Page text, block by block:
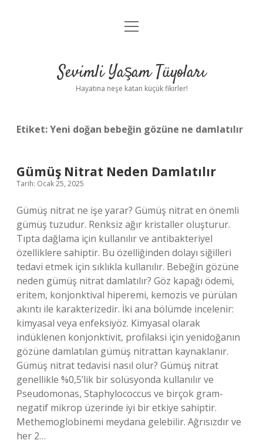
Anasayfa
Yasal Uyarı
menüyü
Sevimli Yaşam Tüyoları
Hayatına neşe katan küçük fikirler!
Etiket:Yeni doğan bebeğin gözüne ne damlatılır
Gümüş Nitrat Neden Damlatılır
Tarih: Ocak 25, 2025
Gümüş nitrat ne işe yarar? Gümüş nitrat en önemli
gümüş tuzudur. Renksiz ağır kristaller oluşturur.
Tıpta dağlama için kullanılır ve antibakteriyel
özelliklere sahiptir. Bu özelliğinden dolayı siğilleri
tedavi etmek için sıklıkla kullanılır. Bebeğin gözüne
neden gümüş nitrat damlatılır? Göz kapağı ödemi,
eritem, konjonktival hiperemi, kemozis ve pürülan
akıntı ile karakterizedir. İki ana bölümde incelenir:
kimyasal veya enfeksiyöz. Kimyasal olarak
indüklenen konjonktivit, profilaksi için yenidoğanın
gözüne damlatılan gümüş nitrattan kaynaklanır.
Gümüş nitrat tedavisi nasıl olur? Gümüş nitrat
genellikle %0,5’lik bir solüsyonda kullanılır ve
Pseudomonas, Staphylococcus ve birçok gram-
negatif mikrop üzerinde iyi bir etkiye sahiptir.
Methemoglobinemi meydana gelebilir. Ağrısızdır ve
her 2…